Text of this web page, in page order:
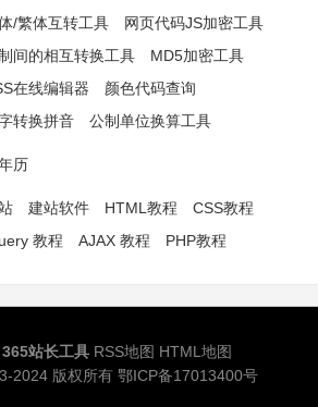
/繁体互转工具
网页代码JS加密工具
间的相互转换工具
MD5加密工具
在线编辑器
颜色代码查询
转换拼音
公制单位换算工具
历
建站软件 HTML教程
CSS教程
教程
AJAX 教程 PHP教程
365站长工具 RSS地图 HTML地图
2024 版权所有 鄂ICP备17013400号